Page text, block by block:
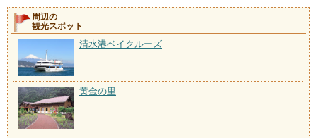
周辺の
観光スポット
清水港ベイクルーズ
黄金の里